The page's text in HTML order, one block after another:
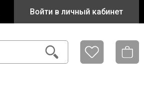
Войти в личный кабинет